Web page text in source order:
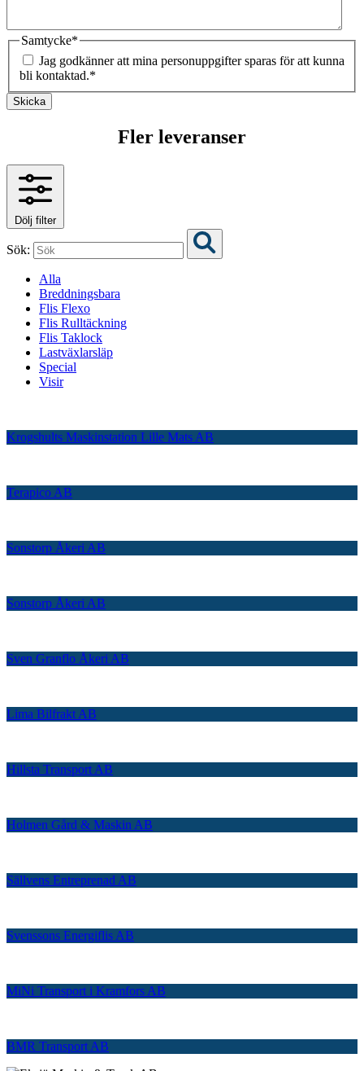
Samtycke*
Jag godkänner att mina personuppgifter sparas för att kunna
bli kontaktad.*
Skicka
Fler leveranser
Dölj filter
Sök:
Alla
Breddningsbara
Flis Flexo
Flis Rulltäckning
Flis Taklock
Lastväxlarsläp
Special
Visir
Krogshults Maskinstation Lille Mats AB
Terapico AB
Sonstorp Åkeri AB
Sonstorp Åkeri AB
Sven Granflo Åkeri AB
Lima Bilfrakt AB
Hillsta Transport AB
Holmen Gård & Maskin AB
Sällvens Entreprenad AB
Svenssons Energiflis AB
MiNi Transport i Kramfors AB
BMR Transport AB